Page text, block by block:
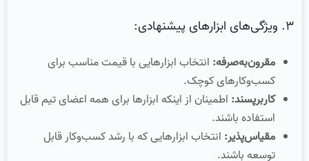
۳. ویژگی‌های ابزارهای پیشنهادی:
مقرون‌به‌صرفه: انتخاب ابزارهایی با قیمت مناسب برای
کسب‌وکارهای کوچک.
کاربرپسند: اطمینان از اینکه ابزارها برای همه اعضای تیم قابل
استفاده باشند.
مقیاس‌پذیر: انتخاب ابزارهایی که با رشد کسب‌وکار قابل
توسعه باشند.